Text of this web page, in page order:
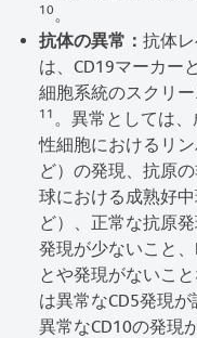
10 。
抗体の異常： 抗体
は、CD19マーカー
細胞系統のスクリ
11 。異常としては
性細胞におけるリ
ど）の発現、抗原
球における成熟好
ど）、正常な抗原
発現が少ないこと、
とや発現がないこ
は異常なCD5発現
異常なCD10の発現